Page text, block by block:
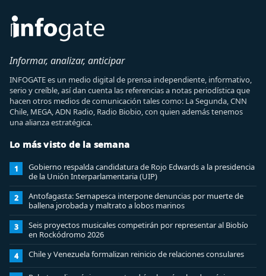
Informar, analizar, anticipar
INFOGATE es un medio digital de prensa independiente, informativo,
serio y creíble, así dan cuenta las referencias a notas periodística que
hacen otros medios de comunicación tales como: La Segunda, CNN
Chile, MEGA, ADN Radio, Radio Biobio, con quien además tenemos
una alianza estratégica.
Lo más visto de la semana
1
Gobierno respalda candidatura de Rojo Edwards a la presidencia
de la Unión Interparlamentaria (UIP)
2
Antofagasta: Sernapesca interpone denuncias por muerte de
ballena jorobada y maltrato a lobos marinos
3
Seis proyectos musicales competirán por representar al Biobío
en Rockódromo 2026
4 Chile y Venezuela formalizan reinicio de relaciones consulares